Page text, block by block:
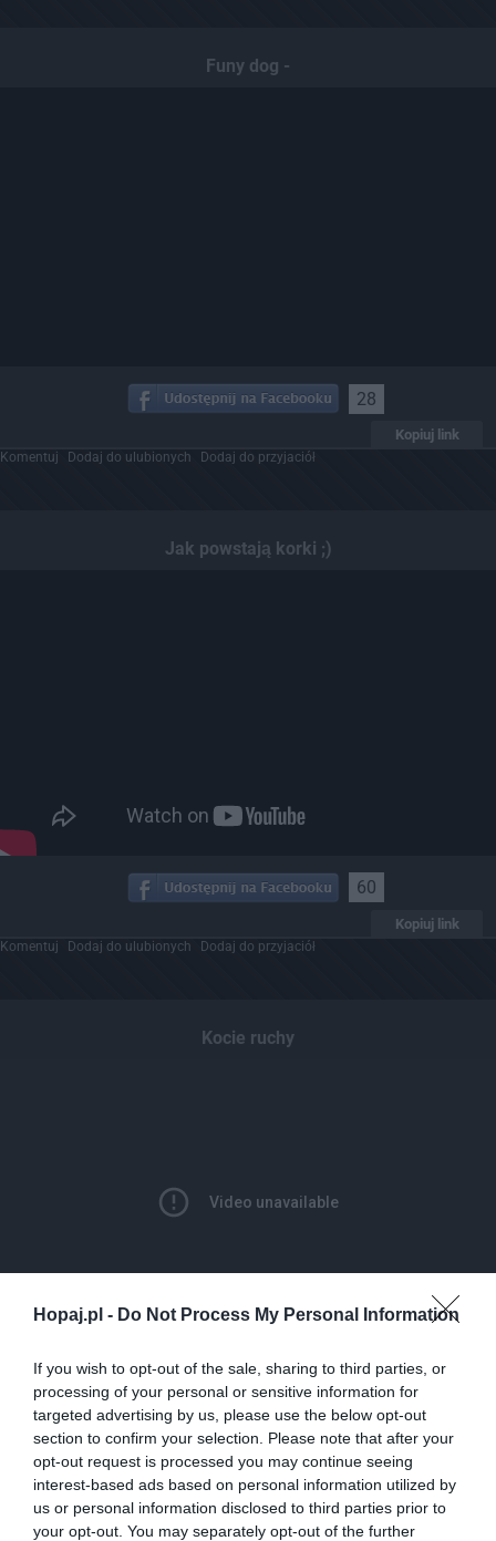
Hopaj.pl - Do Not Process My Personal Information
If you wish to opt-out of the sale, sharing to third parties, or
processing of your personal or sensitive information for
targeted advertising by us, please use the below opt-out
section to confirm your selection. Please note that after your
opt-out request is processed you may continue seeing
interest-based ads based on personal information utilized by
us or personal information disclosed to third parties prior to
your opt-out. You may separately opt-out of the further
Funy dog -
28
Kopiuj link
Komentuj Dodaj do ulubionych Dodaj do przyjaciół
Jak powstają korki ;)
60
Kopiuj link
Komentuj Dodaj do ulubionych Dodaj do przyjaciół
Kocie ruchy
17
Kopiuj link
Komentuj Dodaj do ulubionych Dodaj do przyjaciół